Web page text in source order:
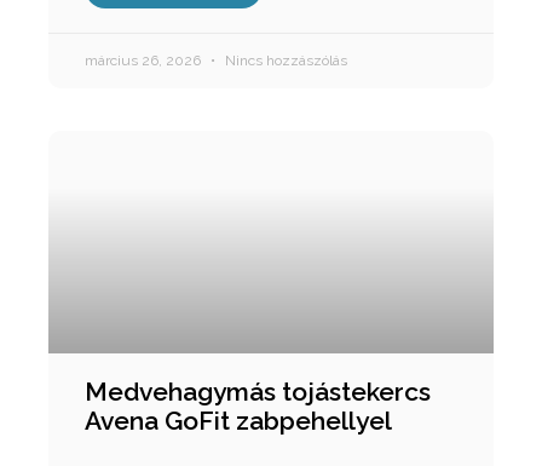
március 26, 2026 Nincs hozzászólás
Medvehagymás tojástekercs
Avena GoFit zabpehellyel